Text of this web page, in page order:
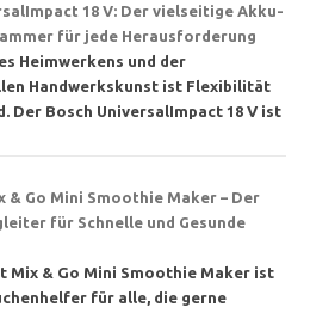
18 V: Der vielseitige Akku-
für jede Herausforderung
Heimwerkens und der
Handwerkskunst ist Flexibilität
Der Bosch UniversalImpact 18 V ist
& Go Mini Smoothie Maker – Der
für Schnelle und Gesunde
Mix & Go Mini Smoothie Maker ist
für alle, die gerne